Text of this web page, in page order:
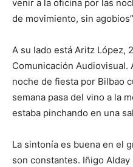
venir a la oficina por las
de movimiento, sin
A su lado está Aritz López,
Comunicación Audiovisual.
noche de fiesta por Bilbao
semana pasa del vino a la
estaba pinchando en una
La sintonía es buena en el
son constantes. Iñigo